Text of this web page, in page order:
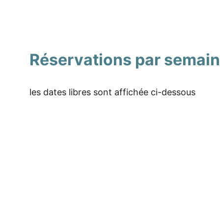
Réservations par
les dates libres sont affichée ci-dessous